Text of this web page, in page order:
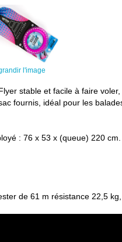
l'image
stable et facile à faire
fournis, idéal pour les
: 76 x 53 x (queue) 220 cm.
de 61 m résistance 22,5